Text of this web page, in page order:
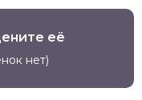
её
нет)